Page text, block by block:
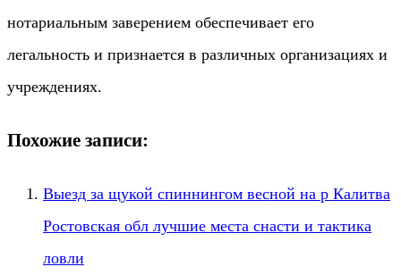
нотариальным заверением обеспечивает его
легальность и признается в различных организациях и
учреждениях.
Похожие записи:
Выезд за щукой спиннингом весной на р Калитва
Ростовская обл лучшие места снасти и тактика
ловли